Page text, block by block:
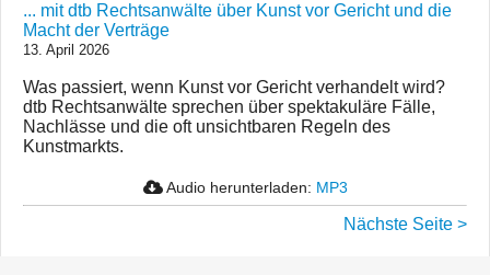
... mit dtb Rechtsanwälte über Kunst vor Gericht und die
Macht der Verträge
13. April 2026
Was passiert, wenn Kunst vor Gericht verhandelt wird?
dtb Rechtsanwälte sprechen über spektakuläre Fälle,
Nachlässe und die oft unsichtbaren Regeln des
Kunstmarkts.
Audio herunterladen: MP3
Nächste Seite >